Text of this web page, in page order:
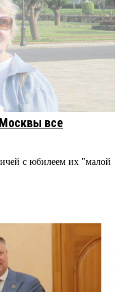
все
с юбилеем их "малой